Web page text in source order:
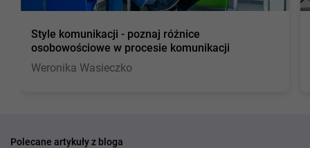
Style komunikacji - poznaj różnice
osobowościowe w procesie komunikacji
Weronika Wasieczko
Polecane artykuły z bloga